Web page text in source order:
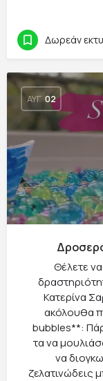
Δωρεάν
ΑΥΓ 02
Θέλετε
Κατερίνα
ακόλουθα
bubbles**:
τα να
να
ζελατινώδεις